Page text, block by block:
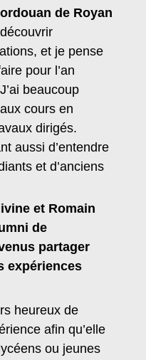
de Royan
et je pense
pour l’an
beaucoup
cours en
dirigés.
aussi d’entendre
et d’anciens
et Romain
de
partager
expériences
heureux de
afin qu’elle
ou jeunes